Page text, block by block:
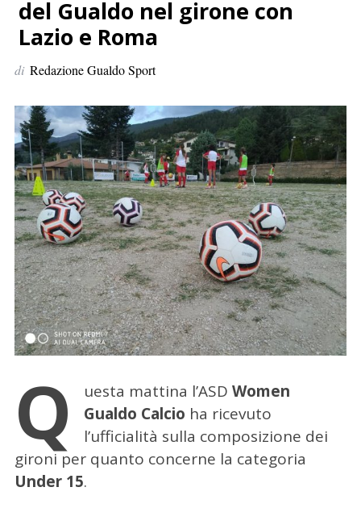
e
r
:
del Gualdo nel girone con
Lazio e Roma
di Redazione Gualdo Sport
Q uesta mattina l’ASD Women
Gualdo Calcio ha ricevuto
l’ufficialità sulla composizione dei
gironi per quanto concerne la categoria
Under 15.